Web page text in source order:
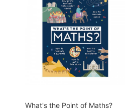
What's the Point of Maths?